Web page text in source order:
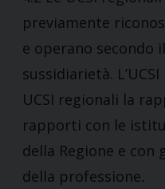
previamente
e operano secondo
sussidiarietà.
UCSI regionali la
rapporti con le
della Regione e
della professione.